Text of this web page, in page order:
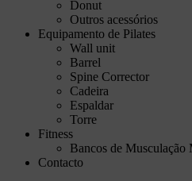
Donut
Outros acessórios
Equipamento de Pilates
Wall unit
Barrel
Spine Corrector
Cadeira
Espaldar
Torre
Fitness
Bancos de
Contacto